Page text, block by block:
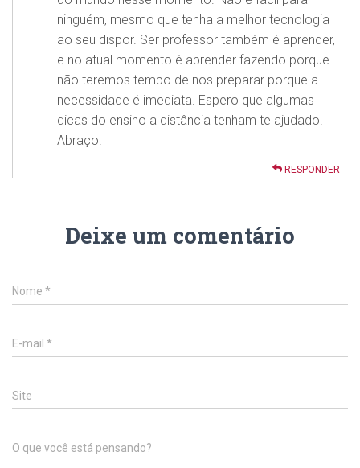
ninguém, mesmo que tenha a melhor tecnologia
ao seu dispor. Ser professor também é aprender,
e no atual momento é aprender fazendo porque
não teremos tempo de nos preparar porque a
necessidade é imediata. Espero que algumas
dicas do ensino a distância tenham te ajudado.
Abraço!
RESPONDER
Deixe um comentário
Nome *
E-mail *
Site
O que você está pensando?